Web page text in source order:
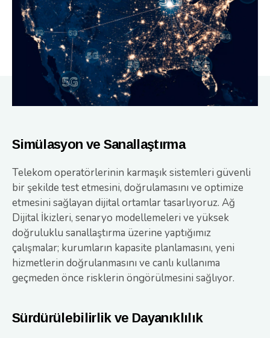
Simülasyon ve Sanallaştırma
Telekom operatörlerinin karmaşık sistemleri güvenli
bir şekilde test etmesini, doğrulamasını ve optimize
etmesini sağlayan dijital ortamlar tasarlıyoruz. Ağ
Dijital İkizleri, senaryo modellemeleri ve yüksek
doğruluklu sanallaştırma üzerine yaptığımız
çalışmalar; kurumların kapasite planlamasını, yeni
hizmetlerin doğrulanmasını ve canlı kullanıma
geçmeden önce risklerin öngörülmesini sağlıyor.
Sürdürülebilirlik ve Dayanıklılık